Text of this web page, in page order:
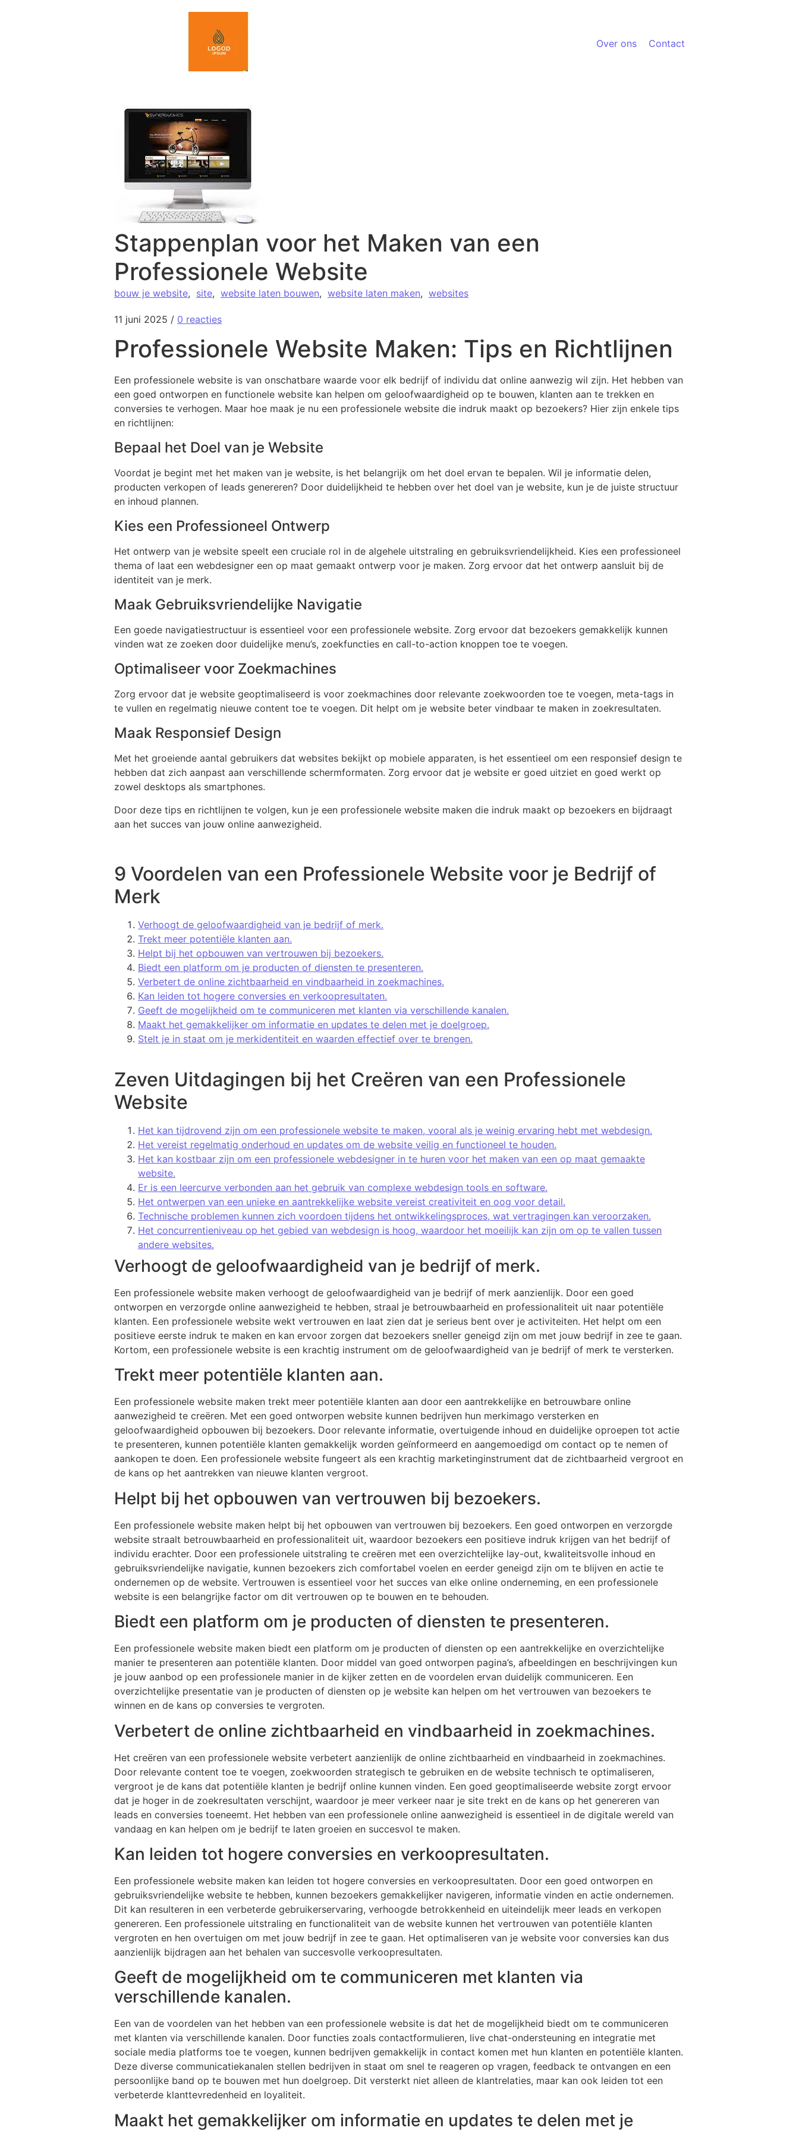
Over ons Contact
Stappenplan voor het Maken van een
Professionele Website
bouw je website, site, website laten bouwen, website laten maken, websites
11 juni 2025 / 0 reacties
Professionele Website Maken: Tips en Richtlijnen
Een professionele website is van onschatbare waarde voor elk bedrijf of individu dat online aanwezig wil zijn. Het hebben van
een goed ontworpen en functionele website kan helpen om geloofwaardigheid op te bouwen, klanten aan te trekken en
conversies te verhogen. Maar hoe maak je nu een professionele website die indruk maakt op bezoekers? Hier zijn enkele tips
en richtlijnen:
Bepaal het Doel van je Website
Voordat je begint met het maken van je website, is het belangrijk om het doel ervan te bepalen. Wil je informatie delen,
producten verkopen of leads genereren? Door duidelijkheid te hebben over het doel van je website, kun je de juiste structuur
en inhoud plannen.
Kies een Professioneel Ontwerp
Het ontwerp van je website speelt een cruciale rol in de algehele uitstraling en gebruiksvriendelijkheid. Kies een professioneel
thema of laat een webdesigner een op maat gemaakt ontwerp voor je maken. Zorg ervoor dat het ontwerp aansluit bij de
identiteit van je merk.
Maak Gebruiksvriendelijke Navigatie
Een goede navigatiestructuur is essentieel voor een professionele website. Zorg ervoor dat bezoekers gemakkelijk kunnen
vinden wat ze zoeken door duidelijke menu’s, zoekfuncties en call-to-action knoppen toe te voegen.
Optimaliseer voor Zoekmachines
Zorg ervoor dat je website geoptimaliseerd is voor zoekmachines door relevante zoekwoorden toe te voegen, meta-tags in
te vullen en regelmatig nieuwe content toe te voegen. Dit helpt om je website beter vindbaar te maken in zoekresultaten.
Maak Responsief Design
Met het groeiende aantal gebruikers dat websites bekijkt op mobiele apparaten, is het essentieel om een responsief design te
hebben dat zich aanpast aan verschillende schermformaten. Zorg ervoor dat je website er goed uitziet en goed werkt op
zowel desktops als smartphones.
Door deze tips en richtlijnen te volgen, kun je een professionele website maken die indruk maakt op bezoekers en bijdraagt
aan het succes van jouw online aanwezigheid.
9 Voordelen van een Professionele Website voor je Bedrijf of
Merk
Verhoogt de geloofwaardigheid van je bedrijf of merk.
Trekt meer potentiële klanten aan.
Helpt bij het opbouwen van vertrouwen bij bezoekers.
Biedt een platform om je producten of diensten te presenteren.
Verbetert de online zichtbaarheid en vindbaarheid in zoekmachines.
Kan leiden tot hogere conversies en verkoopresultaten.
Geeft de mogelijkheid om te communiceren met klanten via verschillende kanalen.
Maakt het gemakkelijker om informatie en updates te delen met je doelgroep.
Stelt je in staat om je merkidentiteit en waarden effectief over te brengen.
Zeven Uitdagingen bij het Creëren van een Professionele
Website
Het kan tijdrovend zijn om een professionele website te maken, vooral als je weinig ervaring hebt met webdesign.
Het vereist regelmatig onderhoud en updates om de website veilig en functioneel te houden.
Het kan kostbaar zijn om een professionele webdesigner in te huren voor het maken van een op maat gemaakte
website.
Er is een leercurve verbonden aan het gebruik van complexe webdesign tools en software.
Het ontwerpen van een unieke en aantrekkelijke website vereist creativiteit en oog voor detail.
Technische problemen kunnen zich voordoen tijdens het ontwikkelingsproces, wat vertragingen kan veroorzaken.
Het concurrentieniveau op het gebied van webdesign is hoog, waardoor het moeilijk kan zijn om op te vallen tussen
andere websites.
Verhoogt de geloofwaardigheid van je bedrijf of merk.
Een professionele website maken verhoogt de geloofwaardigheid van je bedrijf of merk aanzienlijk. Door een goed
ontworpen en verzorgde online aanwezigheid te hebben, straal je betrouwbaarheid en professionaliteit uit naar potentiële
klanten. Een professionele website wekt vertrouwen en laat zien dat je serieus bent over je activiteiten. Het helpt om een
positieve eerste indruk te maken en kan ervoor zorgen dat bezoekers sneller geneigd zijn om met jouw bedrijf in zee te gaan.
Kortom, een professionele website is een krachtig instrument om de geloofwaardigheid van je bedrijf of merk te versterken.
Trekt meer potentiële klanten aan.
Een professionele website maken trekt meer potentiële klanten aan door een aantrekkelijke en betrouwbare online
aanwezigheid te creëren. Met een goed ontworpen website kunnen bedrijven hun merkimago versterken en
geloofwaardigheid opbouwen bij bezoekers. Door relevante informatie, overtuigende inhoud en duidelijke oproepen tot actie
te presenteren, kunnen potentiële klanten gemakkelijk worden geïnformeerd en aangemoedigd om contact op te nemen of
aankopen te doen. Een professionele website fungeert als een krachtig marketinginstrument dat de zichtbaarheid vergroot en
de kans op het aantrekken van nieuwe klanten vergroot.
Helpt bij het opbouwen van vertrouwen bij bezoekers.
Een professionele website maken helpt bij het opbouwen van vertrouwen bij bezoekers. Een goed ontworpen en verzorgde
website straalt betrouwbaarheid en professionaliteit uit, waardoor bezoekers een positieve indruk krijgen van het bedrijf of
individu erachter. Door een professionele uitstraling te creëren met een overzichtelijke lay-out, kwaliteitsvolle inhoud en
gebruiksvriendelijke navigatie, kunnen bezoekers zich comfortabel voelen en eerder geneigd zijn om te blijven en actie te
ondernemen op de website. Vertrouwen is essentieel voor het succes van elke online onderneming, en een professionele
website is een belangrijke factor om dit vertrouwen op te bouwen en te behouden.
Biedt een platform om je producten of diensten te presenteren.
Een professionele website maken biedt een platform om je producten of diensten op een aantrekkelijke en overzichtelijke
manier te presenteren aan potentiële klanten. Door middel van goed ontworpen pagina’s, afbeeldingen en beschrijvingen kun
je jouw aanbod op een professionele manier in de kijker zetten en de voordelen ervan duidelijk communiceren. Een
overzichtelijke presentatie van je producten of diensten op je website kan helpen om het vertrouwen van bezoekers te
winnen en de kans op conversies te vergroten.
Verbetert de online zichtbaarheid en vindbaarheid in zoekmachines.
Het creëren van een professionele website verbetert aanzienlijk de online zichtbaarheid en vindbaarheid in zoekmachines.
Door relevante content toe te voegen, zoekwoorden strategisch te gebruiken en de website technisch te optimaliseren,
vergroot je de kans dat potentiële klanten je bedrijf online kunnen vinden. Een goed geoptimaliseerde website zorgt ervoor
dat je hoger in de zoekresultaten verschijnt, waardoor je meer verkeer naar je site trekt en de kans op het genereren van
leads en conversies toeneemt. Het hebben van een professionele online aanwezigheid is essentieel in de digitale wereld van
vandaag en kan helpen om je bedrijf te laten groeien en succesvol te maken.
Kan leiden tot hogere conversies en verkoopresultaten.
Een professionele website maken kan leiden tot hogere conversies en verkoopresultaten. Door een goed ontworpen en
gebruiksvriendelijke website te hebben, kunnen bezoekers gemakkelijker navigeren, informatie vinden en actie ondernemen.
Dit kan resulteren in een verbeterde gebruikerservaring, verhoogde betrokkenheid en uiteindelijk meer leads en verkopen
genereren. Een professionele uitstraling en functionaliteit van de website kunnen het vertrouwen van potentiële klanten
vergroten en hen overtuigen om met jouw bedrijf in zee te gaan. Het optimaliseren van je website voor conversies kan dus
aanzienlijk bijdragen aan het behalen van succesvolle verkoopresultaten.
Geeft de mogelijkheid om te communiceren met klanten via
verschillende kanalen.
Een van de voordelen van het hebben van een professionele website is dat het de mogelijkheid biedt om te communiceren
met klanten via verschillende kanalen. Door functies zoals contactformulieren, live chat-ondersteuning en integratie met
sociale media platforms toe te voegen, kunnen bedrijven gemakkelijk in contact komen met hun klanten en potentiële klanten.
Deze diverse communicatiekanalen stellen bedrijven in staat om snel te reageren op vragen, feedback te ontvangen en een
persoonlijke band op te bouwen met hun doelgroep. Dit versterkt niet alleen de klantrelaties, maar kan ook leiden tot een
verbeterde klanttevredenheid en loyaliteit.
Maakt het gemakkelijker om informatie en updates te delen met je